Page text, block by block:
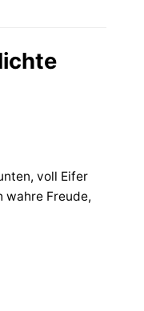
voll Eifer
wahre Freude,